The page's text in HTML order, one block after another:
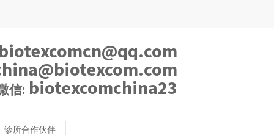
信: biotexcomchina23
诊所合作伙伴